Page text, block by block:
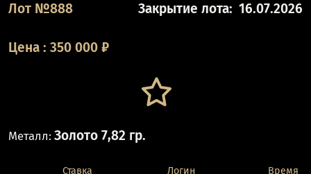
Лот №888 Закрытие лота: 16.07.2026
Цена : 350 000 ₽
Металл: Золото 7,82 гр.
Ставка Логин Время